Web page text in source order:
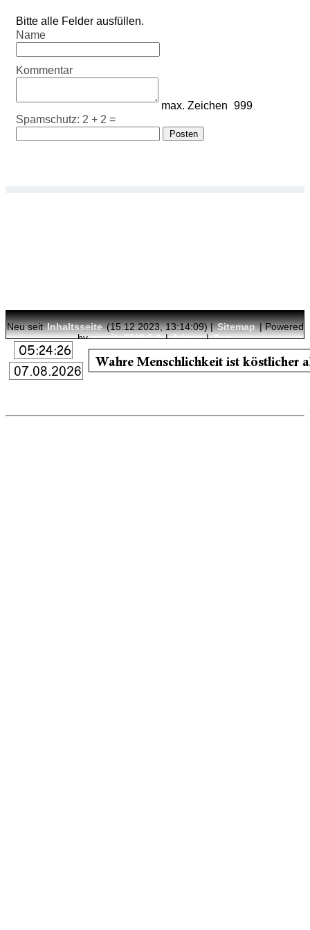
Bitte alle Felder ausfüllen.
Name
Kommentar
max. Zeichen 999
Spamschutz: 2 + 2 =
Neu seitInhaltsseite(15.12.2023, 13:14:09) |Sitemap| Powered
bymoziloCMS 2.0|Admin|Top